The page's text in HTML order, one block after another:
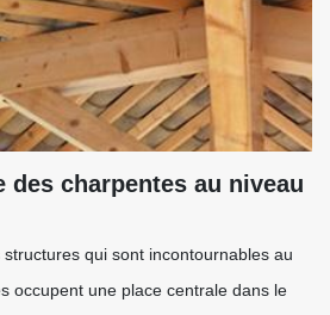
des charpentes au niveau
qui sont incontournables au
occupent une place centrale dans le